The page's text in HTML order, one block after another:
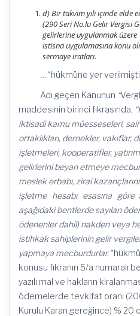
d) Bir takvim yılı içinde elde
(290 Seri No.lu Gelir Vergisi
gelirlerine uygulanmak üzere
istisna uygulamasına konu
sermaye iratları.
…”hükmüne yer
Adı geçen Kanunun “
maddesinin birinci fıkrasında,
iktisadi kamu müesseseleri,
ortaklıkları, dernekler, vakıflar,
işletmeleri, kooperatifler,
gelirlerini beyan etmeye
meslek erbabı, zirai
işletme hesabı esasına göre
aşağıdaki bentlerde sayılan
ödenenler dahil) nakden veya
istihkak sahiplerinin gelir
yapmaya mecburdurlar.”
konusu fıkranın 5/a numaralı
yazılı mal ve hakların
ödemelerde tevkifat oranı
Kurulu Kararı gereğince) % 20